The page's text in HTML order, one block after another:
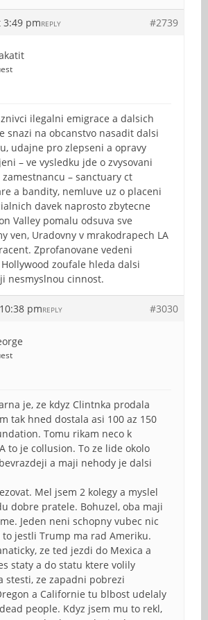
3:49 pm #2739
REPLY
ilegalni emigrace a dalsich
snazi na obcanstvo nasadit dalsi
udajne pro zlepseni a opravy
– ve vysledku jde o zvysovani
– sanctuary ct
a bandity, nemluve uz o placeni
davek naprosto zbytecne
Valley pomalu odsuva sve
ven, Uradovny v mrakodrapech LA
Zprofanovane vedeni
zoufale hleda dalsi
nesmyslnou cinnost.
pm #3030
REPLY
je, ze kdyz Clintnka prodala
tak hned dostala asi 100 az 150
Tomu rikam neco k
to je collusion. To ze lide okolo
a maji nehody je dalsi
Mel jsem 2 kolegy a myslel
dobre pratele. Bohuzel, oba maji
Jeden neni schopny vubec nic
jestli Trump ma rad Ameriku.
ze ted jezdi do Mexica a
staty a do statu ktere volily
stesti, ze zapadni pobrezi
a Californie tu blbost udelaly
people. Kdyz jsem mu to rekl,